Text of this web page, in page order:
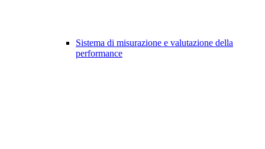
Sistema di misurazione e valutazione della
performance